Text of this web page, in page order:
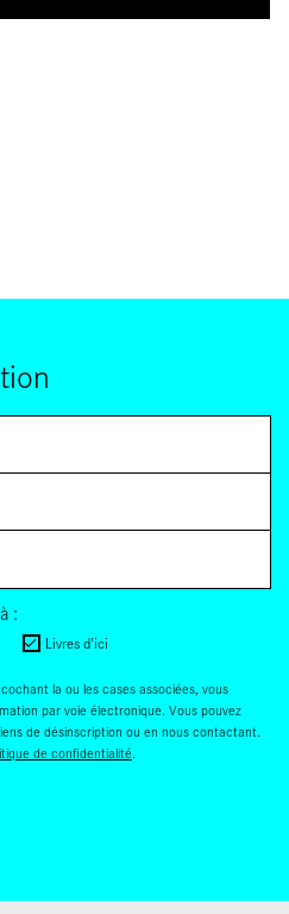
:
Livres d'ici
la ou les cases associées, vous
par voie électronique. Vous pouvez
de désinscription ou en nous contactant.
de confidentialité.